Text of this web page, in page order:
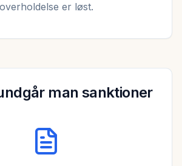
overholdelse er løst.
man sanktioner